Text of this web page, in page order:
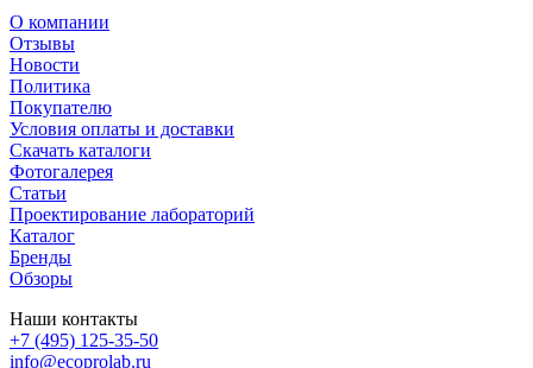
О компании
Отзывы
Новости
Политика
Покупателю
Условия оплаты и доставки
Скачать каталоги
Фотогалерея
Статьи
Проектирование лабораторий
Каталог
Бренды
Обзоры
Наши контакты
+7 (495) 125-35-50
info@ecoprolab.ru